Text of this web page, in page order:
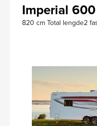
Imperial
820 cm Total lengde2